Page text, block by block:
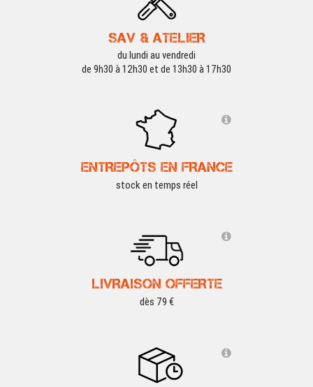
SAV & ATELIER
du lundi au vendredi
de 9h30 à 12h30 et de 13h30 à 17h30
ENTREPÔTS EN FRANCE
stock en temps réel
LIVRAISON OFFERTE
dès 79 €